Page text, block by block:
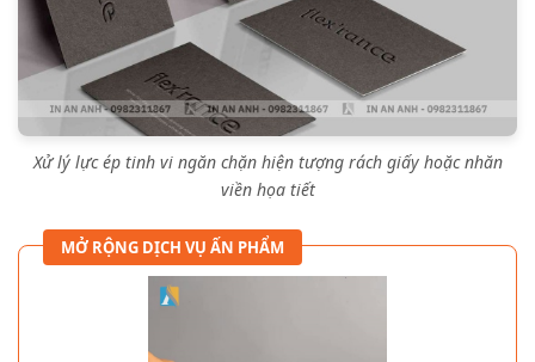
Xử lý lực ép tinh vi ngăn chặn hiện tượng rách giấy hoặc nhăn
viền họa tiết
MỞ RỘNG DỊCH VỤ ẤN PHẨM